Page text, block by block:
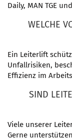
Daily, MAN TGE
WELCHE
Ein Leiterlift
Unfallrisiken,
Effizienz im
SIND
Viele unserer
Gerne